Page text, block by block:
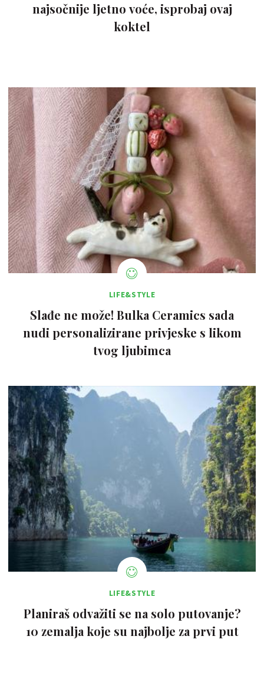
najsočnije ljetno voće, isprobaj ovaj
koktel
LIFE&STYLE
Slađe ne može! Bulka Ceramics sada
nudi personalizirane privjeske s likom
tvog ljubimca
LIFE&STYLE
Planiraš odvažiti se na solo putovanje?
10 zemalja koje su najbolje za prvi put